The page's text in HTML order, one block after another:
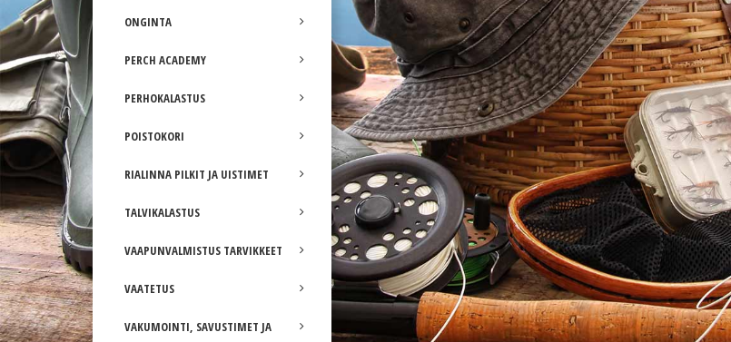
ONGINTA
PERCH ACADEMY
PERHOKALASTUS
POISTOKORI
RIALINNA PILKIT JA UISTIMET
TALVIKALASTUS
VAAPUNVALMISTUS TARVIKKEET
VAATETUS
VAKUMOINTI, SAVUSTIMET JA